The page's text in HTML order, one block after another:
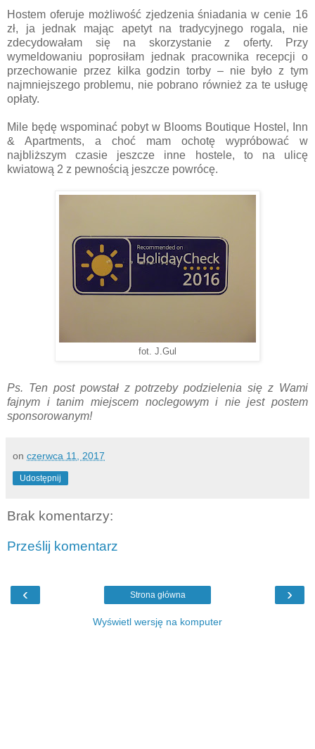
Hostem oferuje możliwość zjedzenia śniadania w cenie 16
zł, ja jednak mając apetyt na tradycyjnego rogala, nie
zdecydowałam się na skorzystanie z oferty. Przy
wymeldowaniu poprosiłam jednak pracownika recepcji o
przechowanie przez kilka godzin torby – nie było z tym
najmniejszego problemu, nie pobrano również za te usługę
opłaty.
Mile będę wspominać pobyt w Blooms Boutique Hostel, Inn
& Apartments, a choć mam ochotę wypróbować w
najbliższym czasie jeszcze inne hostele, to na ulicę
kwiatową 2 z pewnością jeszcze powrócę.
fot. J.Gul
Ps. Ten post powstał z potrzeby podzielenia się z Wami
fajnym i tanim miejscem noclegowym i nie jest postem
sponsorowanym!
on czerwca 11, 2017
Udostępnij
Brak komentarzy:
Prześlij komentarz
‹ ›
Strona główna
Wyświetl wersję na komputer